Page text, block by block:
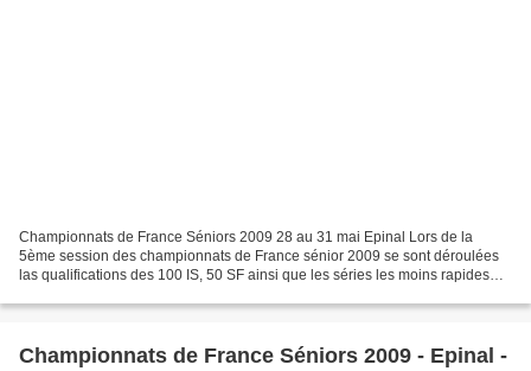
Championnats de France Séniors 2009 28 au 31 mai Epinal Lors de la
5ème session des championnats de France sénior 2009 se sont déroulées
las qualifications des 100 IS, 50 SF ainsi que les séries les moins rapides
Championnats de France Séniors 2009 - Epinal -